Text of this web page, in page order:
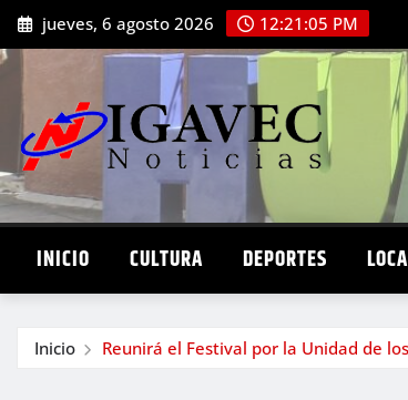
Saltar
al
contenido
jueves, 6 agosto 2026 12:21:06 PM
INICIO CULTURA DEPORTES
Inicio Reunirá el Festival por la Unidad de